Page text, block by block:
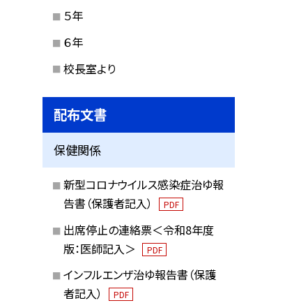
５年
６年
校長室より
配布文書
保健関係
新型コロナウイルス感染症治ゆ報
告書（保護者記入）
PDF
出席停止の連絡票＜令和8年度
版：医師記入＞
PDF
インフルエンザ治ゆ報告書（保護
者記入）
PDF